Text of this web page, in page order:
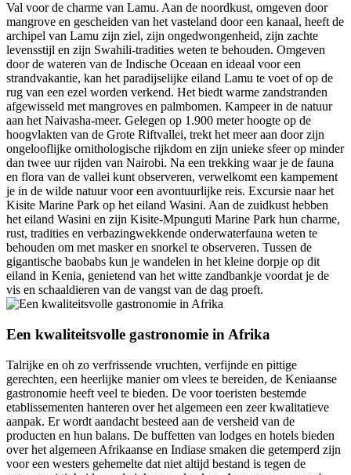
Val voor de charme van Lamu. Aan de noordkust, omgeven door
mangrove en gescheiden van het vasteland door een kanaal, heeft de
archipel van Lamu zijn ziel, zijn ongedwongenheid, zijn zachte
levensstijl en zijn Swahili-tradities weten te behouden. Omgeven
door de wateren van de Indische Oceaan en ideaal voor een
strandvakantie, kan het paradijselijke eiland Lamu te voet of op de
rug van een ezel worden verkend. Het biedt warme zandstranden
afgewisseld met mangroves en palmbomen. Kampeer in de natuur
aan het Naivasha-meer. Gelegen op 1.900 meter hoogte op de
hoogvlakten van de Grote Riftvallei, trekt het meer aan door zijn
ongelooflijke ornithologische rijkdom en zijn unieke sfeer op minder
dan twee uur rijden van Nairobi. Na een trekking waar je de fauna
en flora van de vallei kunt observeren, verwelkomt een kampement
je in de wilde natuur voor een avontuurlijke reis. Excursie naar het
Kisite Marine Park op het eiland Wasini. Aan de zuidkust hebben
het eiland Wasini en zijn Kisite-Mpunguti Marine Park hun charme,
rust, tradities en verbazingwekkende onderwaterfauna weten te
behouden om met masker en snorkel te observeren. Tussen de
gigantische baobabs kun je wandelen in het kleine dorpje op dit
eiland in Kenia, genietend van het witte zandbankje voordat je de
vis en schaaldieren van de vangst van de dag proeft.
Een kwaliteitsvolle gastronomie in Afrika
Talrijke en oh zo verfrissende vruchten, verfijnde en pittige
gerechten, een heerlijke manier om vlees te bereiden, de Keniaanse
gastronomie heeft veel te bieden. De voor toeristen bestemde
etablissementen hanteren over het algemeen een zeer kwalitatieve
aanpak. Er wordt aandacht besteed aan de versheid van de
producten en hun balans. De buffetten van lodges en hotels bieden
over het algemeen Afrikaanse en Indiase smaken die getemperd zijn
voor een westers gehemelte dat niet altijd bestand is tegen de